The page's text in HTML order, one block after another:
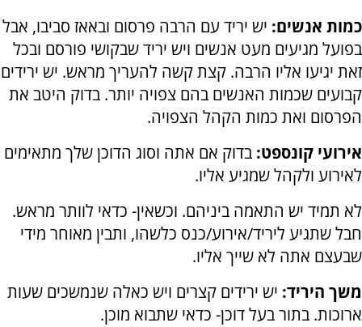
כמות אנשים: יש יריד עם הרבה פרסום ובאאז סביבו, אבל
בפועל מגיעים מעט אנשים ויש יריד שבקושי פורסם ובכל
זאת יגיעו אליו הרבה. קצת קשה להעריך מראש. יש ירידים
קבועים שכמות האנשים בהם צפויה יותר. בדוק היטב את
הפרסום ואת כמות הקהל הצפויה.
אירועי קונספט: בדוק אם אתה וסוג הדוכן שלך מתאימים
לאירוע ולקהל שמגיע אליו.
לא תמיד יש התאמה ביניהם. וכשאין- כדאי לוותר מראש.
חבל שתגיע ליריד/אירוע/כנס כלשהו, ותבין מאוחר מידי
שבעצם אתה לא שייך אליו.
משך היריד: יש ירידים קצרים ויש כאלה שנמשכים שעות
ארוכות. בתור בעל דוכן- כדאי שתבוא מוכן.